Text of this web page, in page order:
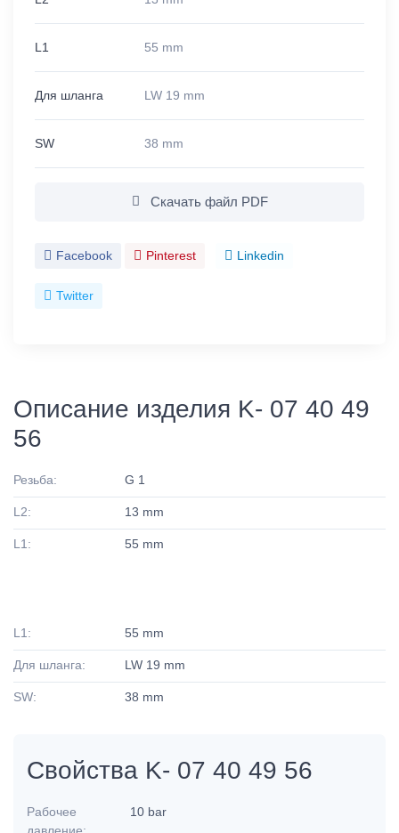
L1 55 mm
Для шланга LW 19 mm
SW 38 mm
Скачать файл PDF
Facebook Pinterest Linkedin
Twitter
Описание изделия K- 07 40 49
56
Резьба: G 1
L2: 13 mm
L1: 55 mm
L1: 55 mm
Для шланга: LW 19 mm
SW: 38 mm
Свойства K- 07 40 49 56
Рабочее
10 bar